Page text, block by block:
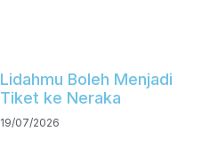
Lidahmu Boleh Menjadi
Tiket ke Neraka
19/07/2026